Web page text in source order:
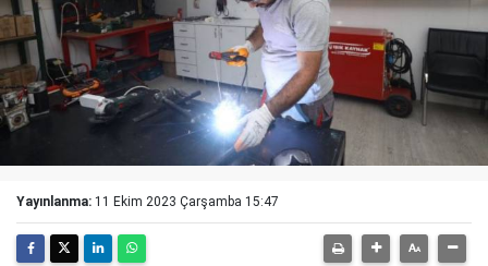
Yayınlanma: 11 Ekim 2023 Çarşamba 15:47